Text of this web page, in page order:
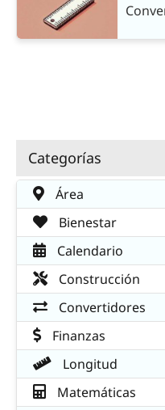
Categorías
Área
Bienestar
Calendario
Construcción
Convertidores
Finanzas
Longitud
Matemáticas